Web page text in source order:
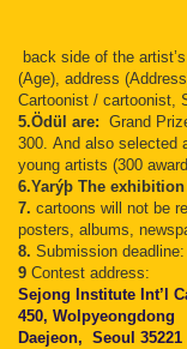
back side of the
(Age), address
Cartoonist / cartoonist,
5.Ödül are: Grand
300. And also selected
young artists (300
6.Yarýþ The exhibition
7. cartoons will not be
posters, albums,
8. Submission deadline:
9 Contest address:
Sejong Institute Int’l
450, Wolpyeongdong
Daejeon, Seoul 35221